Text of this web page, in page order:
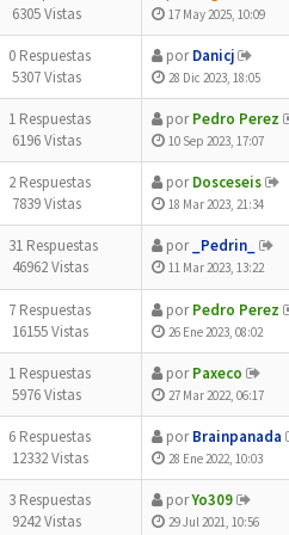
6305 Vistas
17 May 2025, 10:09
0 Respuestas
5307 Vistas
porDanicj
28 Dic 2023, 18:05
1 Respuestas
6196 Vistas
porPedro Perez
10 Sep 2023, 17:07
2 Respuestas
7839 Vistas
porDosceseis
18 Mar 2023, 21:34
31 Respuestas
46962 Vistas
por _Pedrin_
11 Mar 2023, 13:22
7 Respuestas
16155 Vistas
porPedro Perez
26 Ene 2023, 08:02
1 Respuestas
5976 Vistas
porPaxeco
27 Mar 2022, 06:17
6 Respuestas
12332 Vistas
porBrainpanada
28 Ene 2022, 10:03
3 Respuestas
9242 Vistas
porYo309
29 Jul 2021, 10:56